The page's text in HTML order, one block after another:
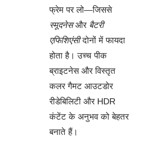
फ्रेम पर लो—जिससे
स्मूदनेसऔर बैटरी
एफिशिएंसीदोनों में फायदा
होता है। उच्च पीक
ब्राइटनेस और विस्तृत
कलर गैमट आउटडोर
रीडेबिलिटी और HDR
कंटेंट के अनुभव को बेहतर
बनाते हैं।